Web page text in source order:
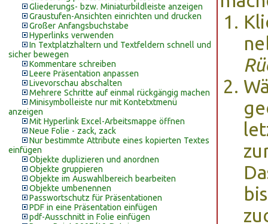
Gliederungs- bzw. Miniaturbildleiste anzeigen
Graustufen-Ansichten einrichten und drucken
Großer Anfangsbuchstabe
Hyperlinks verwenden
In Textplatzhaltern und Textfeldern schnell und
sicher bewegen
Kommentare schreiben
Leere Präsentation anpassen
Livevorschau abschalten
Mehrere Schritte auf einmal rückgängig machen
Minisymbolleiste nur mit Kontetxtmenü
anzeigen
Mit Hyperlink Excel-Arbeitsmappe öffnen
Neue Folie - zack, zack
Nur bestimmte Attribute eines kopierten Textes
einfügen
Objekte duplizieren und anordnen
Objekte gruppieren
Objekte im Auswahlbereich bearbeiten
Objekte umbenennen
Passwortschutz für Präsentationen
PDF in eine Präsentation einfügen
pdf-Ausschnitt in Folie einfügen